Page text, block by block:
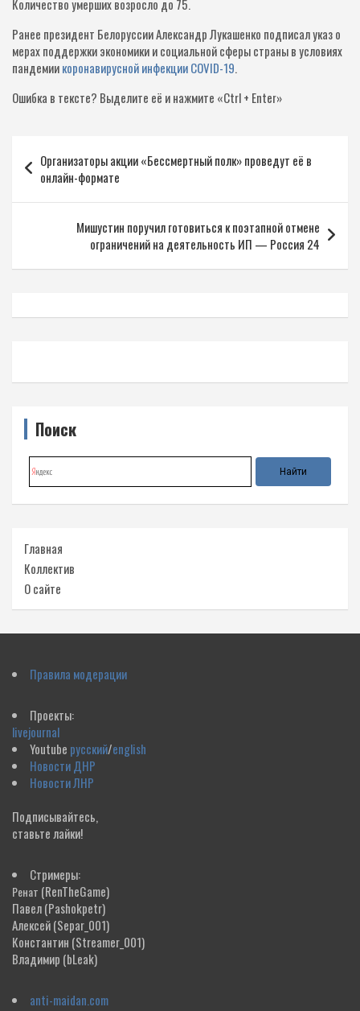
Количество умерших возросло до 75.
Ранее президент Белоруссии Александр Лукашенко подписал указ о
мерах поддержки экономики и социальной сферы страны в условиях
пандемиикоронавирусной инфекции COVID-19.
Ошибка в тексте? Выделите её и нажмите «Ctrl + Enter»
по
записям
Организаторы акции «Бессмертный полк» проведут её в
онлайн-формате
Мишустин поручил готовиться к поэтапной отмене
ограничений на деятельность ИП — Россия 24
Поиск
Главная
Коллектив
О сайте
Правила модерации
Проекты:
livejournal
Youtube русский/english
Новости ДНР
Новости ЛНР
Подписывайтесь,
ставьте лайки!
Стримеры:
Ренат (RenTheGame)
Павел(Pashokpetr)
Алексей(Separ_001)
Константин (Streamer_001)
Владимир (bLeak)
anti-maidan.com